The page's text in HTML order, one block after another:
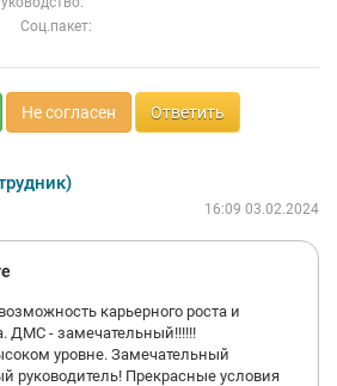
Соц.пакет:
Не согласен Ответить
16:09 03.02.2024
карьерного роста и
ДМС - замечательный!!!!!!
уровне. Замечательный
руководитель! Прекрасные условия